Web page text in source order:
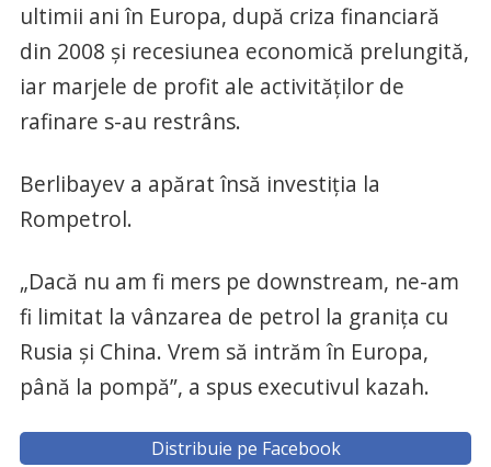
ultimii ani în Europa, după criza financiară
din 2008 şi recesiunea economică prelungită,
iar marjele de profit ale activităţilor de
rafinare s-au restrâns.
Berlibayev a apărat însă investiţia la
Rompetrol.
„Dacă nu am fi mers pe downstream, ne-am
fi limitat la vânzarea de petrol la graniţa cu
Rusia şi China. Vrem să intrăm în Europa,
până la pompă”, a spus executivul kazah.
Distribuie pe Facebook